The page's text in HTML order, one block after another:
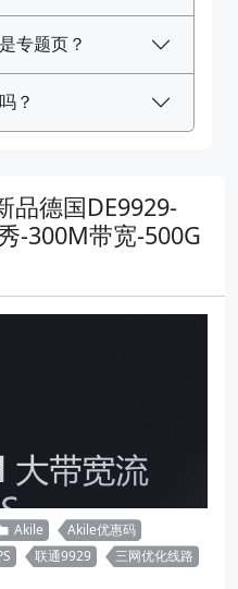
专题页？
？
品德国DE9929-
-300M带宽-500G
Akile
Akile优惠码
联通9929 三网优化线路